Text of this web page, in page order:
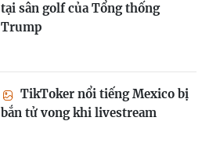
tại sân golf của Tổng thống
Trump
TikToker nổi tiếng Mexico bị
bắn tử vong khi livestream